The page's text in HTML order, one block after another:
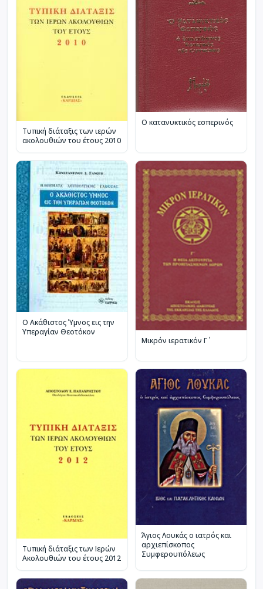
Τυπική διάταξις των ιερών
ακολουθιών του έτους 2010
Ο κατανυκτικός εσπερινός
Ο Ακάθιστος Ύμνος εις την
Υπεραγίαν Θεοτόκον
Μικρόν ιερατικόν Γ΄
Τυπική διάταξις των Ιερών
Ακολουθιών του έτους 2012
Άγιος Λουκάς ο ιατρός και
αρχιεπίσκοπος
Συμφερουπόλεως